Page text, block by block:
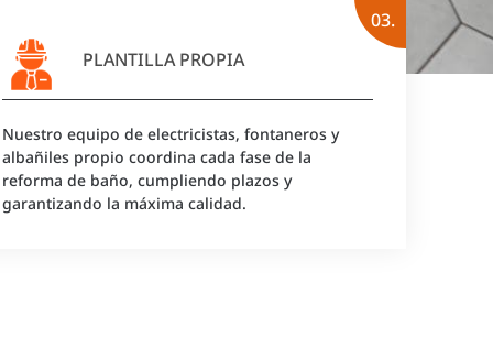
03.
PLANTILLA PROPIA
Nuestro equipo de electricistas, fontaneros y
albañiles propio coordina cada fase de la
reforma de baño, cumpliendo plazos y
garantizando la máxima calidad.